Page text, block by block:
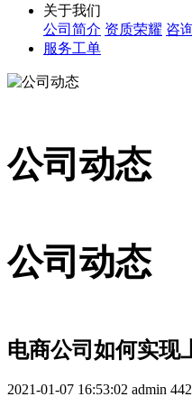
关于我们
公司简介 资质荣耀 咨
服务工单
公司动态
公司动态
电商公司如何实现
2021-01-07 16:53:02 admin 442